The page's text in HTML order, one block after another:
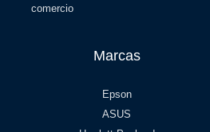
comercio
Marcas
Epson
ASUS